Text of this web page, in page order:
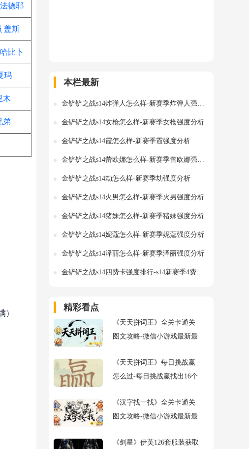
德耶
盖斯
比卜
玛
木
弟
）
本栏最新
金铲铲之战s14炸弹人怎么样-新赛季炸弹人强度分析
金铲铲之战s14女枪怎么样-新赛季女枪强度分析
金铲铲之战s14霞怎么样-新赛季霞强度分析
金铲铲之战s14蕾欧娜怎么样-新赛季蕾欧娜强度分析
金铲铲之战s14劫怎么样-新赛季劫强度分析
金铲铲之战s14火男怎么样-新赛季火男强度分析
金铲铲之战s14猪妹怎么样-新赛季猪妹强度分析
金铲铲之战s14妮蔻怎么样-新赛季妮蔻强度分析
金铲铲之战s14泽丽怎么样-新赛季泽丽强度分析
金铲铲之战s14四费卡强度排行-s14新赛季4费卡排行
精彩看点
《天天拼词王》全关卡通关
图文攻略-微信小游戏最新最
《天天拼词王》每日挑战赢
怎么过-每日挑战赢找出16个
《汉字找一找》全关卡通关
图文攻略-微信小游戏最新最
《剑星》伊芙126套服装获取